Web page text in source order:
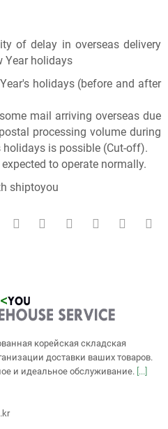
of delay in overseas delivery
Year holidays
holidays (before and after
mail arriving overseas due
processing volume during
holidays is possible (Cut-off).
to operate normally.
shiptoyou
корейская складская
доставки ваших товаров.
и идеальное обслуживание. [...]